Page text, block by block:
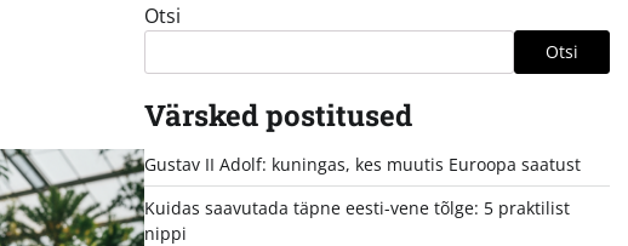
Otsi
Otsi
Värsked postitused
Gustav II Adolf: kuningas, kes muutis Euroopa saatust
Kuidas saavutada täpne eesti-vene tõlge: 5 praktilist
nippi